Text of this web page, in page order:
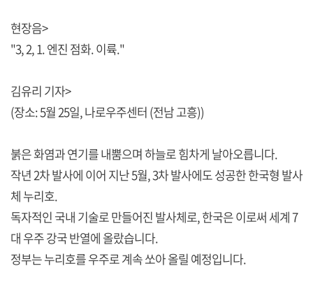
현장음>
"3, 2, 1. 엔진 점화. 이륙."
김유리 기자>
(장소: 5월 25일, 나로우주센터 (전남 고흥))
붉은 화염과 연기를 내뿜으며 하늘로 힘차게 날아오릅니다.
작년 2차 발사에 이어 지난 5월, 3차 발사에도 성공한 한국형 발사
체 누리호.
독자적인 국내 기술로 만들어진 발사체로, 한국은 이로써 세계 7
대 우주 강국 반열에 올랐습니다.
정부는 누리호를 우주로 계속 쏘아 올릴 예정입니다.